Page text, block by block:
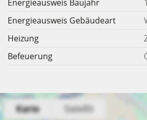
Energieausweis Baujahr
Energieausweis Gebäudeart
Heizung
Befeuerung